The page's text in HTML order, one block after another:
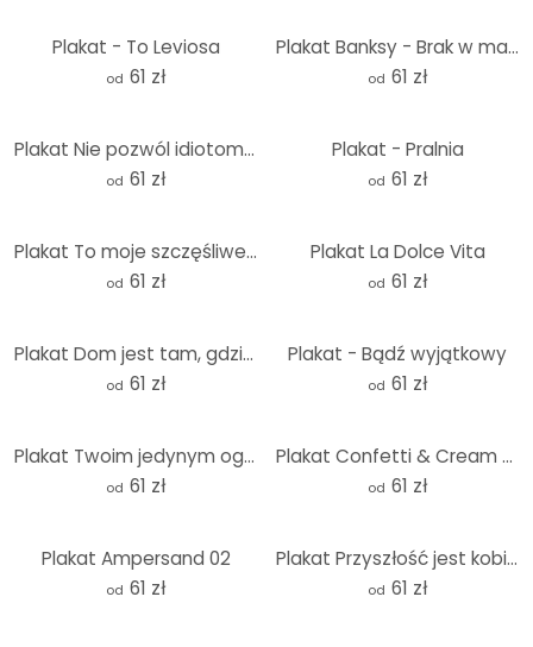
Plakat - To Leviosa
od 61 zł
Plakat Banksy - Brak w magazynie
od 61 zł
Plakat Nie pozwól idiotom zrujnować sobie dnia | Hasło motywacyjne - Prints by Ayleen
od 61 zł
Plakat - Pralnia
od 61 zł
Plakat To moje szczęśliwe miejsce z sercem - Fritsch
od 61 zł
Plakat La Dolce Vita
od 61 zł
Plakat Dom jest tam, gdzie jest moja mama
od 61 zł
Plakat - Bądź wyjątkowy
od 61 zł
Plakat Twoim jedynym ograniczeniem jest Twój umysł
od 61 zł
Plakat Confetti & Cream - La vie est belle
od 61 zł
Plakat Ampersand 02
od 61 zł
Plakat Przyszłość jest kobietą | Feminizm - Grace Digital Art
od 61 zł